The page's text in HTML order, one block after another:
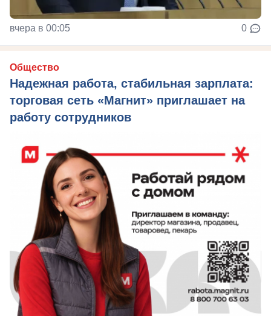
вчера в 00:05 0
Общество
Надежная работа, стабильная зарплата:
торговая сеть «Магнит» приглашает на
работу сотрудников